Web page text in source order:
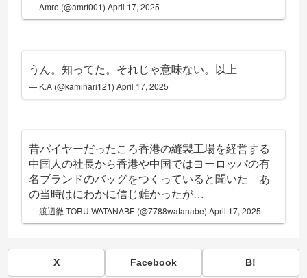
— Amro (@amrf001)April 17, 2025
うん。知ってた。それじゃ意味ない。以上
— K.A (@kaminari121)April 17, 2025
昔バイヤーだったころ香港の縫製工場を経営する
中国人の社長から香港や中国ではヨーロッパの有
名ブランドのバッグをつくっていると聞いた あ
の当時はにわかに信じ難かったが…
— 渡辺徹 TORU WATANABE (@7788watanabe)April 17, 2025
X Facebook B!